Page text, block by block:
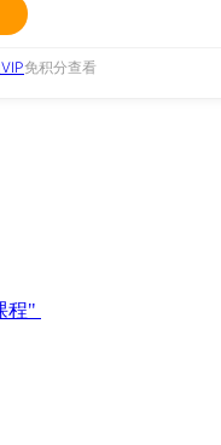
免积分查看
程"